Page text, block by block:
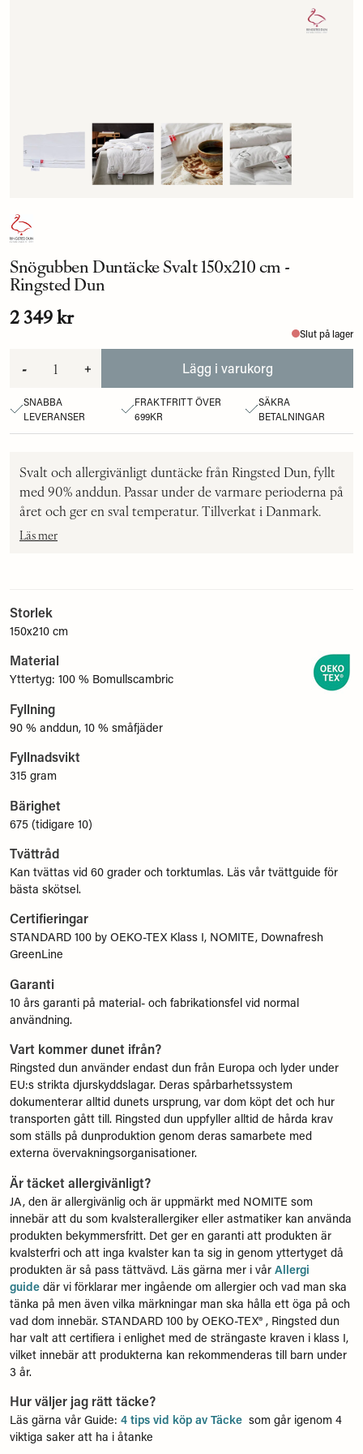
Snögubben Duntäcke Svalt 150x210 cm -
Ringsted Dun
2 349 kr
Slut på lager
- + Lägg i varukorg
SNABBA
LEVERANSER
FRAKTFRITT ÖVER
699KR
SÄKRA
BETALNINGAR
Svalt och allergivänligt duntäcke från Ringsted Dun, fyllt
med 90% anddun. Passar under de varmare perioderna på
året och ger en sval temperatur. Tillverkat i Danmark.
Läs mer
Storlek
150x210 cm
Material
Yttertyg: 100 % Bomullscambric
Fyllning
90 % anddun, 10 % småfjäder
Fyllnadsvikt
315 gram
Bärighet
675 (tidigare 10)
Tvättråd
Kan tvättas vid 60 grader och torktumlas. Läs vår tvättguide för
bästa skötsel.
Certifieringar
STANDARD 100 by OEKO-TEX Klass I, NOMITE, Downafresh
GreenLine
Garanti
10 års garanti på material- och fabrikationsfel vid normal
användning.
Vart kommer dunet ifrån?
Ringsted dun använder endast dun från Europa och lyder under
EU:s strikta djurskyddslagar. Deras spårbarhetssystem
dokumenterar alltid dunets ursprung, var dom köpt det och hur
transporten gått till. Ringsted dun uppfyller alltid de hårda krav
som ställs på dunproduktion genom deras samarbete med
externa övervakningsorganisationer.
Är täcket allergivänligt?
JA, den är allergivänlig och är uppmärkt med NOMITE som
innebär att du som kvalsterallergiker eller astmatiker kan använda
produkten bekymmersfritt. Det ger en garanti att produkten är
kvalsterfri och att inga kvalster kan ta sig in genom yttertyget då
produkten är så pass tättvävd. Läs gärna mer i vår Allergi
guide där vi förklarar mer ingående om allergier och vad man ska
tänka på men även vilka märkningar man ska hålla ett öga på och
vad dom innebär. STANDARD 100 by OEKO-TEX® , Ringsted dun
har valt att certifiera i enlighet med de strängaste kraven i klass I,
vilket innebär att produkterna kan rekommenderas till barn under
3 år.
Hur väljer jag rätt täcke?
Läs gärna vår Guide: 4 tips vid köp av Täcke som går igenom 4
viktiga saker att ha i åtanke